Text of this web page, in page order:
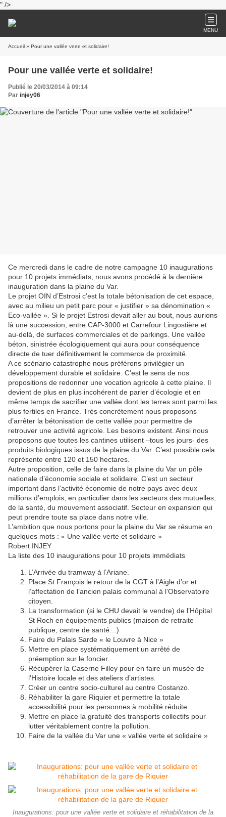
" />
MENU
Accueil » Pour une vallée verte et solidaire!
Pour une vallée verte et solidaire!
Publié le 20/03/2014 à 09:14
Par injey06
Ce mercredi dans le cadre de notre campagne 10 inaugurations
pour 10 projets immédiats, nous avons procédé à la dernière
inauguration dans la plaine du Var.
Le projet OIN d’Estrosi c’est la totale bétonisation de cet espace,
avec au milieu un petit parc pour « justifier » sa dénomination «
Eco-vallée ». Si le projet Estrosi devait aller au bout, nous aurions
là une succession, entre CAP-3000 et Carrefour Lingostière et
au-delà, de surfaces commerciales et de parkings. Une vallée
béton, sinistrée écologiquement qui aura pour conséquence
directe de tuer définitivement le commerce de proximité.
A ce scénario catastrophe nous préférons privilégier un
développement durable et solidaire. C’est le sens de nos
propositions de redonner une vocation agricole à cette plaine. Il
devient de plus en plus incohérent de parler d’écologie et en
même temps de sacrifier une vallée dont les terres sont parmi les
plus fertiles en France. Très concrètement nous proposons
d’arrêter la bétonisation de cette vallée pour permettre de
retrouver une activité agricole. Les besoins existent. Ainsi nous
proposons que toutes les cantines utilisent –tous les jours- des
produits biologiques issus de la plaine du Var. C’est possible cela
représente entre 120 et 150 hectares.
Autre proposition, celle de faire dans la plaine du Var un pôle
nationale d’économie sociale et solidaire. C’est un secteur
important dans l’activité économie de notre pays avec deux
millions d’emplois, en particulier dans les secteurs des mutuelles,
de la santé, du mouvement associatif. Secteur en expansion qui
peut prendre toute sa place dans notre ville.
L’ambition que nous portons pour la plaine du Var se résume en
quelques mots : « Une vallée verte et solidaire »
Robert INJEY
La liste des 10 inaugurations pour 10 projets immédiats
L’Arrivée du tramway à l’Ariane.
Place St François le retour de la CGT à l’Aigle d’or et
l’affectation de l’ancien palais communal à l’Observatoire
citoyen.
La transformation (si le CHU devait le vendre) de l’Hôpital
St Roch en équipements publics (maison de retraite
publique, centre de santé…)
Faire du Palais Sarde « le Louvre à Nice »
Mettre en place systématiquement un arrêté de
préemption sur le foncier.
Récupérer la Caserne Filley pour en faire un musée de
l’Histoire locale et des ateliers d’artistes.
Créer un centre socio-culturel au centre Costanzo.
Réhabiliter la gare Riquier et permettre la totale
accessibilité pour les personnes à mobilité réduite.
Mettre en place la gratuité des transports collectifs pour
lutter véritablement contre la pollution.
Faire de la vallée du Var une « vallée verte et solidaire »
Inaugurations: pour une vallée verte et solidaire et réhabilitation de la